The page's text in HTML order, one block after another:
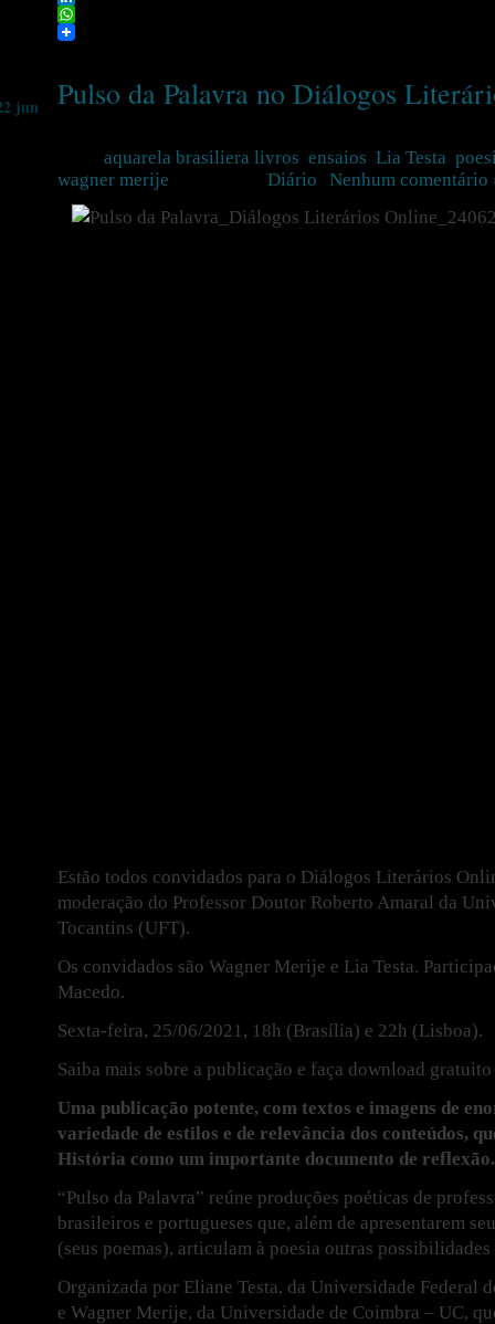
LinkedIn
WhatsApp
Pulso da Palavra no Diálogos
jun
aquarela brasiliera livros ensaios Lia Testa
wagner merije
Diário Nenhum comentário
Estão todos convidados para o Diálogos Literários
moderação do Professor Doutor Roberto Amaral da
Tocantins (UFT).
Os convidados são Wagner Merije e Lia Testa.
Macedo.
Sexta-feira, 25/06/2021, 18h (Brasília) e 22h (Lisboa).
Saiba mais sobre a publicação e faça download
Uma publicação potente, com textos e imagens de
variedade de estilos e de relevância dos conteúdos,
História como um importante documento de reflexão.
“Pulso da Palavra” reúne produções poéticas de
brasileiros e portugueses que, além de apresentarem
(seus poemas), articulam à poesia outras possibilidades
Organizada por Eliane Testa, da Universidade Federal
e Wagner Merije, da Universidade de Coimbra – UC,